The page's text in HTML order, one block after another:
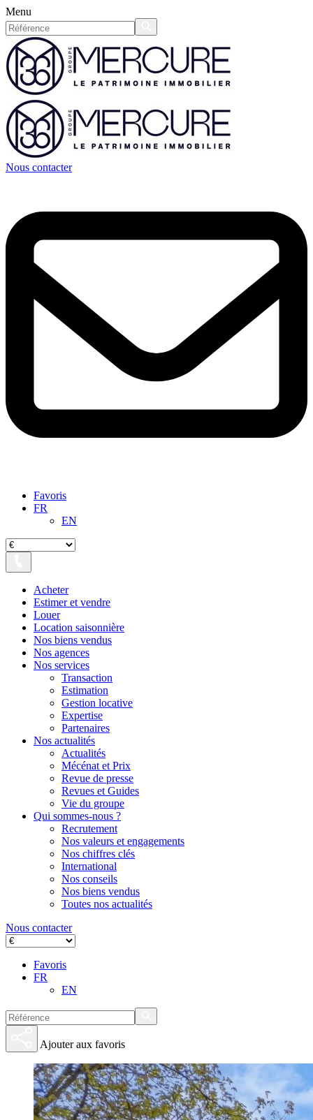
Menu
Nous contacter
Favoris
FR
EN
Acheter
Estimer et vendre
Louer
Location saisonnière
Nos biens vendus
Nos agences
Nos services
Transaction
Estimation
Gestion locative
Expertise
Partenaires
Nos actualités
Actualités
Mécénat et Prix
Revue de presse
Revues et Guides
Vie du groupe
Qui sommes-nous ?
Recrutement
Nos valeurs et engagements
Nos chiffres clés
International
Nos conseils
Nos biens vendus
Toutes nos actualités
Nous contacter
Favoris
FR
EN
Ajouter aux favoris